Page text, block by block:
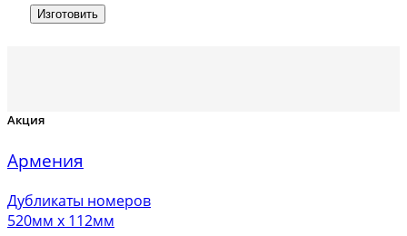
Изготовить
Акция
Армения
Дубликаты номеров
520мм х 112мм